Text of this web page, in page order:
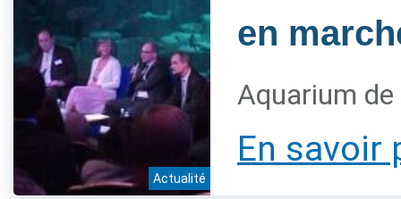
Actualité
en
Aquarium
En savoir